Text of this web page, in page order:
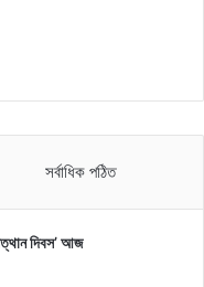
সর্বাধিক পঠিত
দিবস’ আজ